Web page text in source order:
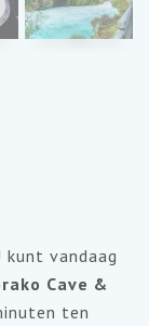
kunt vandaag
Cave &
ten